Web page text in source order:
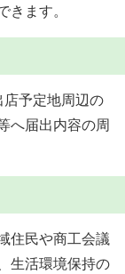
きます。
予定地周辺の
へ届出内容の周
住民や商工会議
生活環境保持の